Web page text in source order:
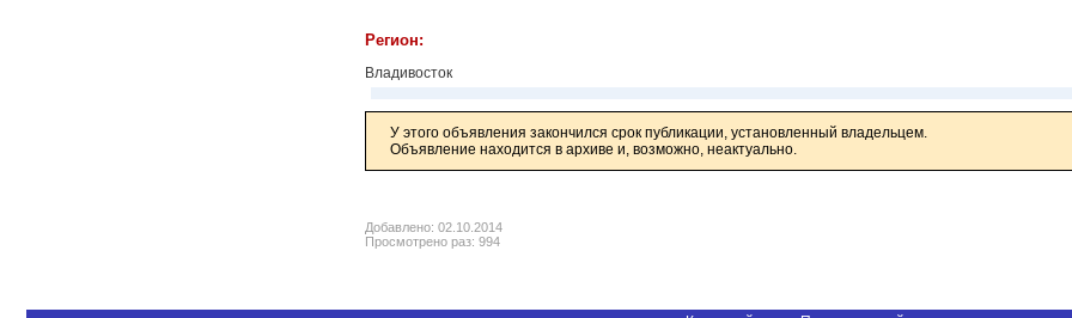
Регион:
Владивосток
У этого объявления закончился срок публикации, установленный владельцем.
Объявление находится в архиве и, возможно, неактуально.
Добавлено: 02.10.2014
Просмотрено раз: 994